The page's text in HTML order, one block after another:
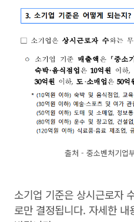
출처 - 중소벤처기업
소기업 기준은 상시근로자
로만 결정됩니다. 자세한